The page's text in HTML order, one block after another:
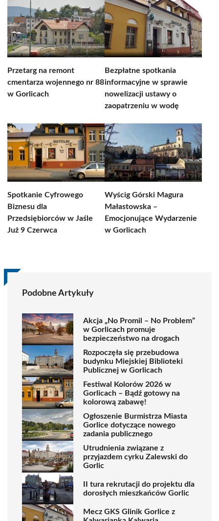
Przetarg na remont
cmentarza wojennego nr 88
w Gorlicach
Bezpłatne spotkania
informacyjne w sprawie
nowelizacji ustawy o
zaopatrzeniu w wodę
Spotkanie Cyfrowego
Biznesu dla
Przedsiębiorców w Jaśle
Już 9 Czerwca
Wyścig Górski Magura
Małastowska –
Emocjonujące Wydarzenie
w Gorlicach
Podobne Artykuły
Akcja „No Promil – No Problem”
w Gorlicach promuje
bezpieczeństwo na drogach
Rozpoczęła się przebudowa
budynku Miejskiej Biblioteki
Publicznej w Gorlicach
Festiwal Kolorów 2026 w
Gorlicach – Bądź gotowy na
kolorową zabawę!
Ogłoszenie Burmistrza Miasta
Gorlice dotyczące nowego
zadania publicznego
Utrudnienia związane z
przyjazdem cyrku Zalewski do
Gorlic
II tura rekrutacji do projektu dla
dorosłych mieszkańców Gorlic
Mecz GKS Glinik Gorlice z